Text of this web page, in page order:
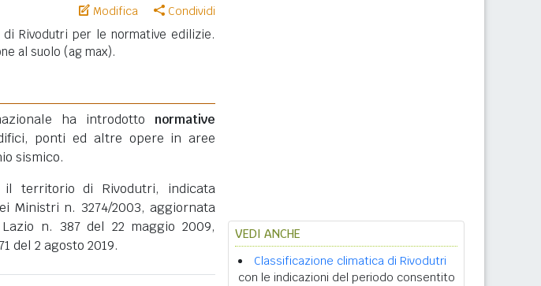
Modifica Condividi
Rivodutri per le normative edilizie.
al suolo (ag max).
ha introdotto normative
ponti ed altre opere in aree
sismico.
territorio di Rivodutri, indicata
Ministri n. 3274/2003, aggiornata
n. 387 del 22 maggio 2009,
del 2 agosto 2019.
VEDI ANCHE
Classificazione climatica di Rivodutri
con le indicazioni del periodo consentito